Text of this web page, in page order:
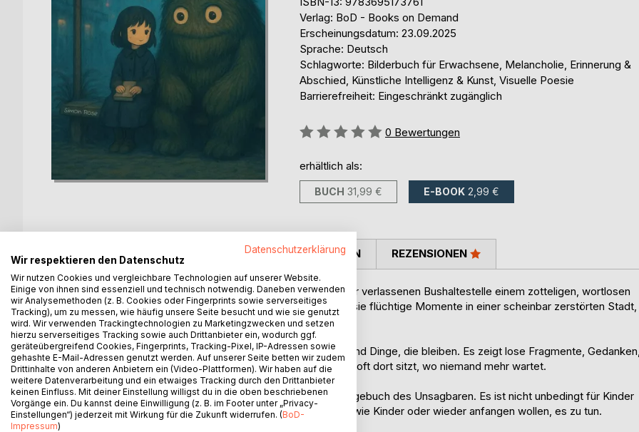
Verlag: BoD - Books on Demand
Erscheinungsdatum: 23.09.2025
Sprache: Deutsch
Schlagworte: Bilderbuch für Erwachsene, Melancholie, Erinnerung &
Abschied, Künstliche Intelligenz & Kunst, Visuelle Poesie
Barrierefreiheit: Eingeschränkt zugänglich
Bewertung::
0 Bewertungen
erhältlich als:
BUCH 31,99 € E-BOOK 2,99 €
BESCHREIBUNG
Lost in Lumo erzählt von dem Mädchen Mina, das an einer verlassenen Bushaltestelle einem zotteligen, wortlosen
Wesen namens Lumo begegnet. Gemeinsam verbringen sie flüchtige Momente in einer scheinbar zerstörten Stadt,
die zu atmen scheint.
Ein melancholisches Bilderbuch über Verlust, Erinnerung und Dinge, die bleiben. Es zeigt lose Fragmente,
Bilder und spricht leise vom Abschied und dem Trost, der oft dort sitzt, wo niemand mehr wartet.
Lost in Lumo lässt Raum für Deutungen und ist wie ein Tagebuch des Unsagbaren. Es ist nicht unbedingt für Kinder
gedacht, sondern für Menschen, die noch fühlen können wie Kinder oder wieder anfangen wollen, es zu tun.
PRESSESTIMMEN REZENSIONEN
Datenschutzerklärung
Wir respektieren den Datenschutz
Wir nutzen Cookies und vergleichbare Technologien auf unserer Website.
Einige von ihnen sind essenziell und technisch notwendig. Daneben verwenden
wir Analysemethoden (z. B. Cookies oder Fingerprints sowie serverseitiges
Tracking), um zu messen, wie häufig unsere Seite besucht und wie sie genutzt
wird. Wir verwenden Trackingtechnologien zu Marketingzwecken und setzen
hierzu serverseitiges Tracking sowie auch Drittanbieter ein, wodurch ggf.
geräteübergreifend Cookies, Fingerprints, Tracking-Pixel, IP-Adressen sowie
gehashte E-Mail-Adressen genutzt werden. Auf unserer Seite betten wir zudem
Drittinhalte von anderen Anbietern ein (Video-Plattformen). Wir haben auf die
weitere Datenverarbeitung und ein etwaiges Tracking durch den Drittanbieter
keinen Einfluss. Mit deiner Einstellung willigst du in die oben beschriebenen
Vorgänge ein. Du kannst deine Einwilligung (z. B. im Footer unter „Privacy-
Einstellungen“) jederzeit mit Wirkung für die Zukunft widerrufen. (BoD-
Impressum)